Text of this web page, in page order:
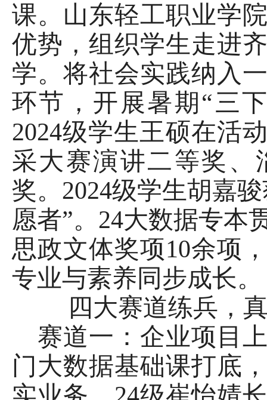
课。山东轻工职业学
优势，组织学生走进
学。将社会实践纳入
环节，开展暑期 “三
2024级学生王硕在活
采大赛演讲二等奖、
奖。2024级学生胡嘉
愿者”。24大数据专本
思政文体奖项10余项
专业与素养同步成长。
四大赛道练兵，
赛道一：企业项目
门大数据基础课打底